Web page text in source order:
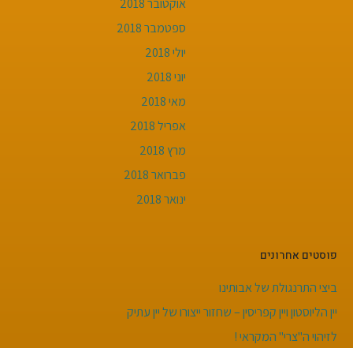
אוקטובר 2018
ספטמבר 2018
יולי 2018
יוני 2018
מאי 2018
אפריל 2018
מרץ 2018
פברואר 2018
ינואר 2018
פוסטים אחרונים
ביצי התרנגולת של אבותינו
יין הליוסטון ויין קפריסין – שחזור ייצורו של יין עתיק
לזיהוי ה"צרי" המקראי !